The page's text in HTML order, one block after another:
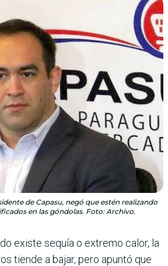
de Capasu, negó que estén realizando
en las góndolas. Foto: Archivo.
existe sequía o extremo calor, la
tiende a bajar, pero apuntó que